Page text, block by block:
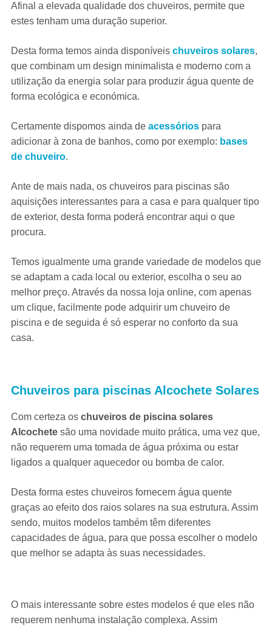
Afinal a elevada qualidade dos chuveiros, permite que
estes tenham uma duração superior.
Desta forma temos ainda disponíveis chuveiros solares,
que combinam um design minimalista e moderno com a
utilização da energia solar para produzir água quente de
forma ecológica e económica.
Certamente dispomos ainda de acessórios para
adicionar à zona de banhos, como por exemplo: bases
de chuveiro.
Ante de mais nada, os chuveiros para piscinas são
aquisições interessantes para a casa e para qualquer tipo
de exterior, desta forma poderá encontrar aqui o que
procura.
Temos igualmente uma grande variedade de modelos que
se adaptam a cada local ou exterior, escolha o seu ao
melhor preço. Através da nossa loja online, com apenas
um clique, facilmente pode adquirir um chuveiro de
piscina e de seguida é só esperar no conforto da sua
casa.
Chuveiros para piscinas Alcochete Solares
Com certeza os chuveiros de piscina solares
Alcochete são uma novidade muito prática, uma vez que,
não requerem uma tomada de água próxima ou estar
ligados a qualquer aquecedor ou bomba de calor.
Desta forma estes chuveiros fornecem água quente
graças ao efeito dos raios solares na sua estrutura. Assim
sendo, muitos modelos também têm diferentes
capacidades de água, para que possa escolher o modelo
que melhor se adapta às suas necessidades.
O mais interessante sobre estes modelos é que eles não
requerem nenhuma instalação complexa. Assim